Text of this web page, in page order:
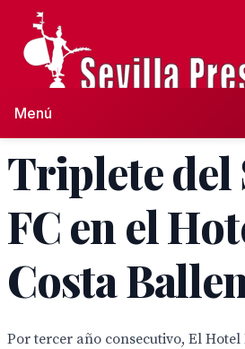
Menú
Triplete del
FC en el
Costa
Por tercer año consecutivo, El